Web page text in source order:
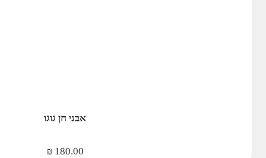
אבני חן גוגו
180.00
₪